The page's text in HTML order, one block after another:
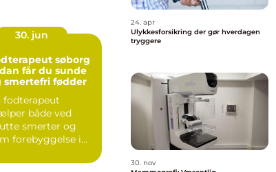
30. jun
søborg
får du sunde
smertefri fødder
fodterapeut
både ved
smerter og
forebyggelse i
først ...
24. apr
Ulykkesforsikring der gør hverdagen
tryggere
30. nov